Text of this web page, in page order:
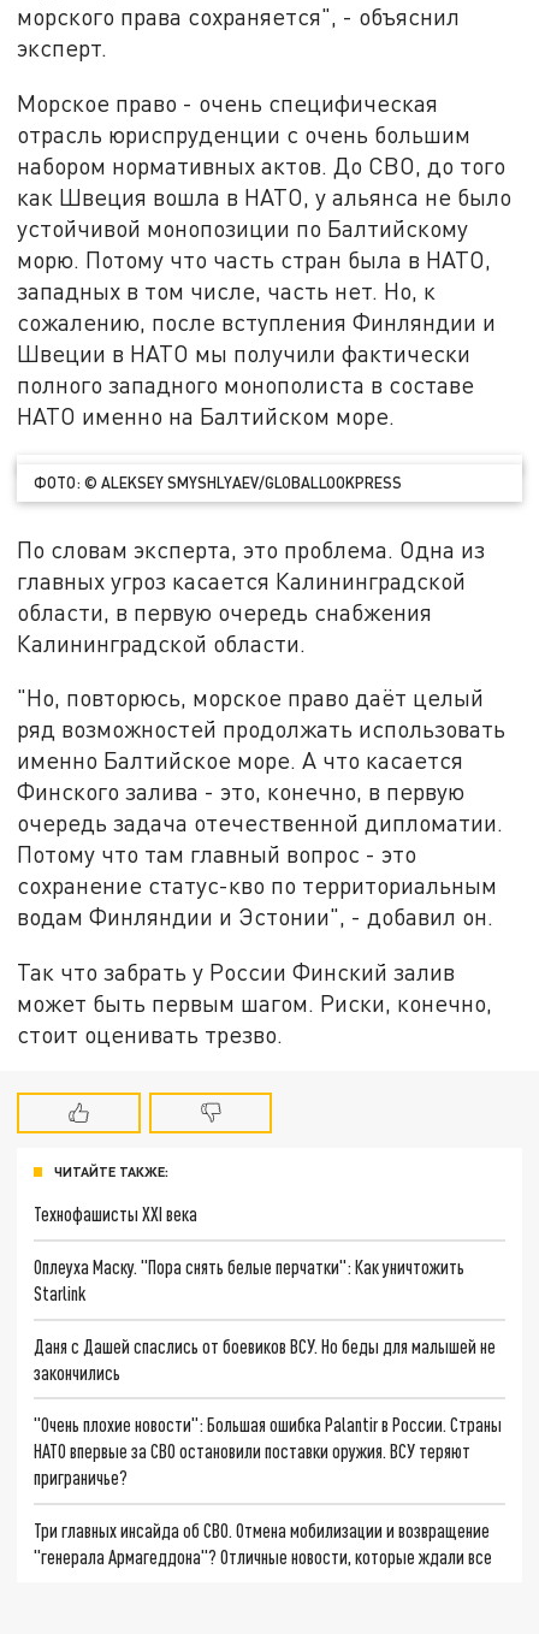
морского права сохраняется", - объяснил
эксперт.
Морское право - очень специфическая
отрасль юриспруденции с очень большим
набором нормативных актов. До СВО, до того
как Швеция вошла в НАТО, у альянса не было
устойчивой монопозиции по Балтийскому
морю. Потому что часть стран была в НАТО,
западных в том числе, часть нет. Но, к
сожалению, после вступления Финляндии и
Швеции в НАТО мы получили фактически
полного западного монополиста в составе
НАТО именно на Балтийском море.
ФОТО: © ALEKSEY SMYSHLYAEV/GLOBALLOOKPRESS
По словам эксперта, это проблема. Одна из
главных угроз касается Калининградской
области, в первую очередь снабжения
Калининградской области.
"Но, повторюсь, морское право даёт целый
ряд возможностей продолжать использовать
именно Балтийское море. А что касается
Финского залива - это, конечно, в первую
очередь задача отечественной дипломатии.
Потому что там главный вопрос - это
сохранение статус-кво по территориальным
водам Финляндии и Эстонии", - добавил он.
Так что забрать у России Финский залив
может быть первым шагом. Риски, конечно,
стоит оценивать трезво.
ЧИТАЙТЕ ТАКЖЕ:
Технофашисты XXI века
Оплеуха Маску. "Пора снять белые перчатки": Как уничтожить
Starlink
Даня с Дашей спаслись от боевиков ВСУ. Но беды для малышей не
закончились
"Очень плохие новости": Большая ошибка Palantir в России. Страны
НАТО впервые за СВО остановили поставки оружия. ВСУ теряют
приграничье?
Три главных инсайда об СВО. Отмена мобилизации и возвращение
"генерала Армагеддона"? Отличные новости, которые ждали все